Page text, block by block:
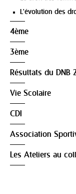
L'évolution des
4ème
3ème
Résultats du DNB
Vie Scolaire
CDI
Association
Les Ateliers au